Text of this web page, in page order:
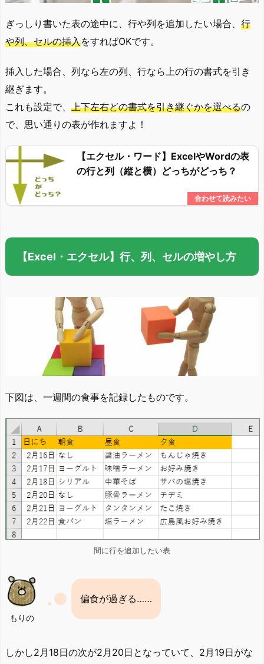
ぎっしり書いた表の途中に、行や列を追加したい場合、 行
や列、セルの挿入をすればOKです。
挿入した場合、列なら左の列、行なら上の行の書式を引き
継ぎます。
これも設定で、 上下左右どの書式を引き継ぐかを選べるの
で、思い通りの表が作れますよ！
【エクセル・ワード】ExcelやWordの表
の行と列（縦と横）どっちがどっち？
【Excel・エクセル】行、列、セルの増やし方
下図は、一週間の食事を記録したものです。
間に行を追加したい表
もりの
偏食が過ぎる……
しかし2月18日の次が2月20日となっていて、2月19日がな